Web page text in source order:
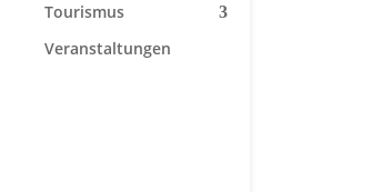
Tourismus
Veranstaltungen